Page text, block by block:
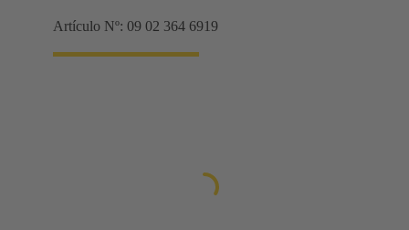
Artículo Nº: 09 02 364 6919